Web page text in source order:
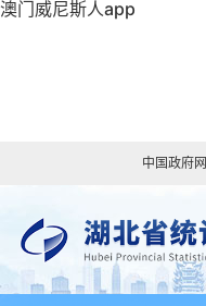
澳门威尼斯人app
中国政府网